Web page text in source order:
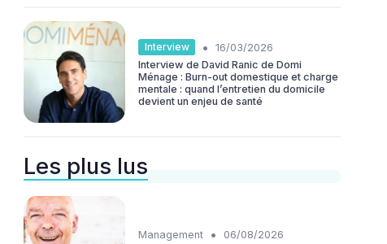
Interview •
16/03/2026
Interview de David Ranic de Domi
Ménage : Burn-out domestique et charge
mentale : quand l’entretien du domicile
devient un enjeu de santé
Les plus lus
Management •
06/08/2026